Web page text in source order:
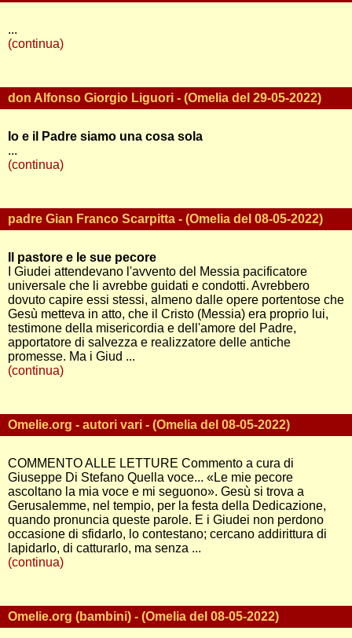
...
(continua)
don Alfonso Giorgio Liguori - (Omelia del 29-05-2022)
Io e il Padre siamo una cosa sola
...
(continua)
padre Gian Franco Scarpitta - (Omelia del 08-05-2022)
Il pastore e le sue pecore
I Giudei attendevano l'avvento del Messia pacificatore
universale che li avrebbe guidati e condotti. Avrebbero
dovuto capire essi stessi, almeno dalle opere portentose che
Gesù metteva in atto, che il Cristo (Messia) era proprio lui,
testimone della misericordia e dell'amore del Padre,
apportatore di salvezza e realizzatore delle antiche
promesse. Ma i Giud ...
(continua)
Omelie.org - autori vari - (Omelia del 08-05-2022)
COMMENTO ALLE LETTURE Commento a cura di
Giuseppe Di Stefano Quella voce... «Le mie pecore
ascoltano la mia voce e mi seguono». Gesù si trova a
Gerusalemme, nel tempio, per la festa della Dedicazione,
quando pronuncia queste parole. E i Giudei non perdono
occasione di sfidarlo, lo contestano; cercano addirittura di
lapidarlo, di catturarlo, ma senza ...
(continua)
Omelie.org (bambini) - (Omelia del 08-05-2022)